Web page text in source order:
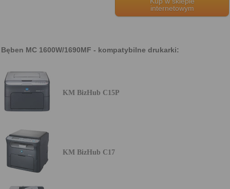
internetowym
Bęben MC 1600W/1690MF - kompatybilne drukarki:
KM BizHub C15P
KM BizHub C17